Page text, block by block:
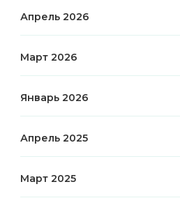
Апрель 2026
Март 2026
Январь 2026
Апрель 2025
Март 2025